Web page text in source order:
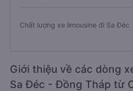
Chất lượng xe limousine đi Sa Đéc
Giới thiệu về các dòng
Sa Đéc - Đồng Tháp từ